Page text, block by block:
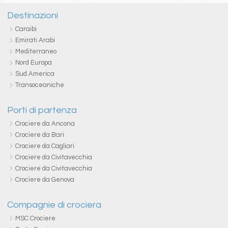
Destinazioni
Caraibi
Emirati Arabi
Mediterraneo
Nord Europa
Sud America
Transoceaniche
Porti di partenza
Crociere da Ancona
Crociere da Bari
Crociere da Cagliari
Crociere da Civitavecchia
Crociere da Civitavecchia
Crociere da Genova
Compagnie di crociera
MSC Crociere